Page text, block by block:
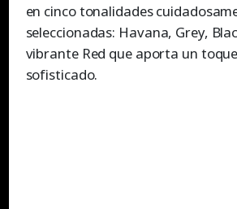
en cinco tonalidades
seleccionadas: Havana, Grey,
vibrante Red que aporta un
sofisticado.